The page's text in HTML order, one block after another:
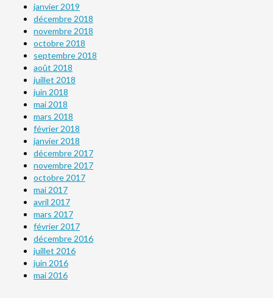
janvier 2019
décembre 2018
novembre 2018
octobre 2018
septembre 2018
août 2018
juillet 2018
juin 2018
mai 2018
mars 2018
février 2018
janvier 2018
décembre 2017
novembre 2017
octobre 2017
mai 2017
avril 2017
mars 2017
février 2017
décembre 2016
juillet 2016
juin 2016
mai 2016